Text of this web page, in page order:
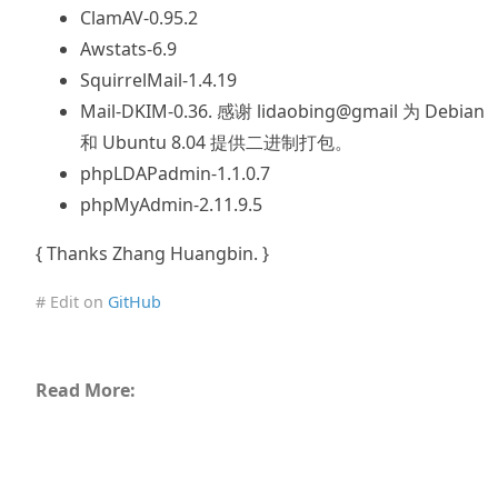
ClamAV-0.95.2
Awstats-6.9
SquirrelMail-1.4.19
Mail-DKIM-0.36. 感谢 lidaobing@gmail 为 Debian
和 Ubuntu 8.04 提供二进制打包。
phpLDAPadmin-1.1.0.7
phpMyAdmin-2.11.9.5
{ Thanks Zhang Huangbin. }
# Edit on GitHub
Read More: